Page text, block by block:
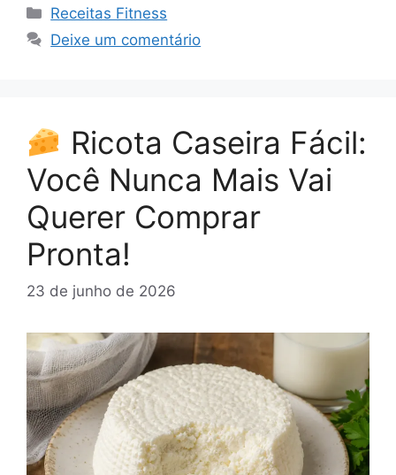
Categorias
Receitas Fitness
Deixe um comentário
Ricota Caseira Fácil:
Você Nunca Mais Vai
Querer Comprar
Pronta!
23 de junho de 2026